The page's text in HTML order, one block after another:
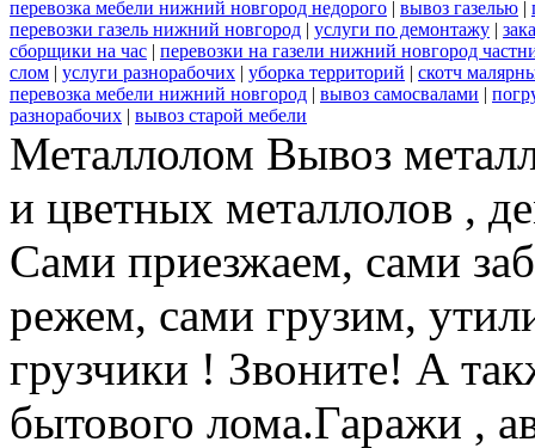
перевозка мебели нижний новгород недорого | вывоз газелью |
перевозки газель нижний новгород | услуги по демонтажу |
сборщики на час | перевозки на газели нижний новгород
слом | услуги разнорабочих | уборка территорий | скотч
перевозка мебели нижний новгород | вывоз самосвалами |
разнорабочих | вывоз старой мебели
Металлолом Вывоз
и цветных металлолов ,
Сами приезжаем, сами
режем, сами грузим,
грузчики ! Звоните! А
бытового лома.Гаражи ,